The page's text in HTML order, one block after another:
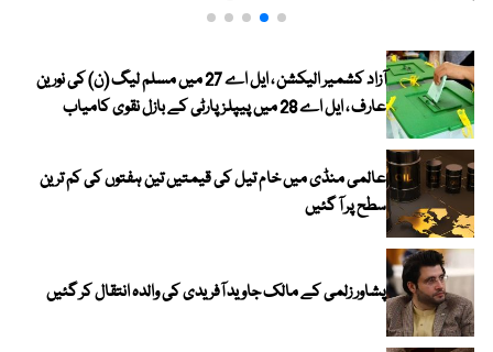
آزاد کشمیر الیکشن ، ایل اے 27 میں مسلم لیگ (ن) کی نورین
عارف ، ایل اے 28 میں پیپلز پارٹی کے بازل نقوی کامیاب
عالمی منڈی میں خام تیل کی قیمتیں تین ہفتوں کی کم ترین
سطح پر آ گئیں
پشاور زلمی کے مالک جاوید آفریدی کی والدہ انتقال کر گئیں